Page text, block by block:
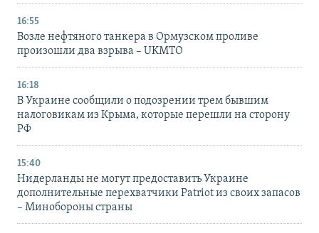
16:55
Возле нефтяного танкера в Ормузском проливе
произошли два взрыва – UKMTO
16:18
В Украине сообщили о подозрении трем бывшим
налоговикам из Крыма, которые перешли на сторону
РФ
15:40
Нидерланды не могут предоставить Украине
дополнительные перехватчики Patriot из своих запасов
– Минобороны страны